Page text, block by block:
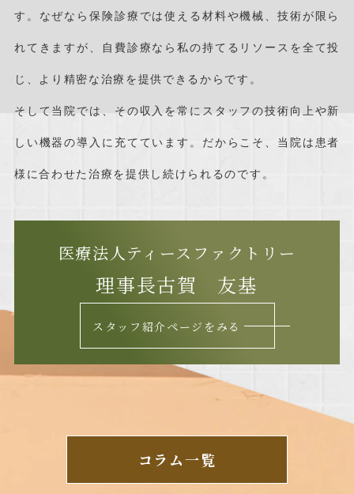
す。なぜなら保険診療では使える材料や機械、技術が限ら
れてきますが、自費診療なら私の持てるリソースを全て投
じ、 より精密な治療を提供できるからです。
そして当院では、その収入を常にスタッフの技術向上や新
しい機器の導入に充てています。だからこそ、当院は患者
様に合わせた治療を提供し続けられるのです。
医療法人ティースファクトリー
理事長古賀 友基
スタッフ紹介ページをみる
コラム一覧